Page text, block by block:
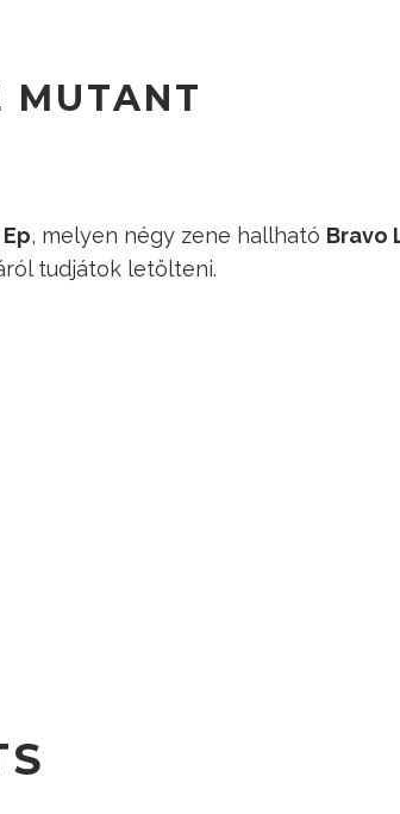
MUTANT
, melyen négy zene hallható Bravo
tudjátok letölteni.